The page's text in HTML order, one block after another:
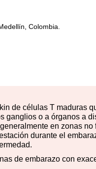
Colombia.
de células T maduras
ganglios o a órganos a
en zonas no
durante el
de embarazo con